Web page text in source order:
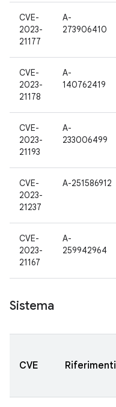
CVE-
2023-
21177
A-
273906410
CVE-
2023-
21178
A-
140762419
CVE-
2023-
21193
A-
233006499
CVE-
2023-
21237
A-251586912
CVE-
2023-
21167
A-
259942964
Sistema
CVE Riferimenti